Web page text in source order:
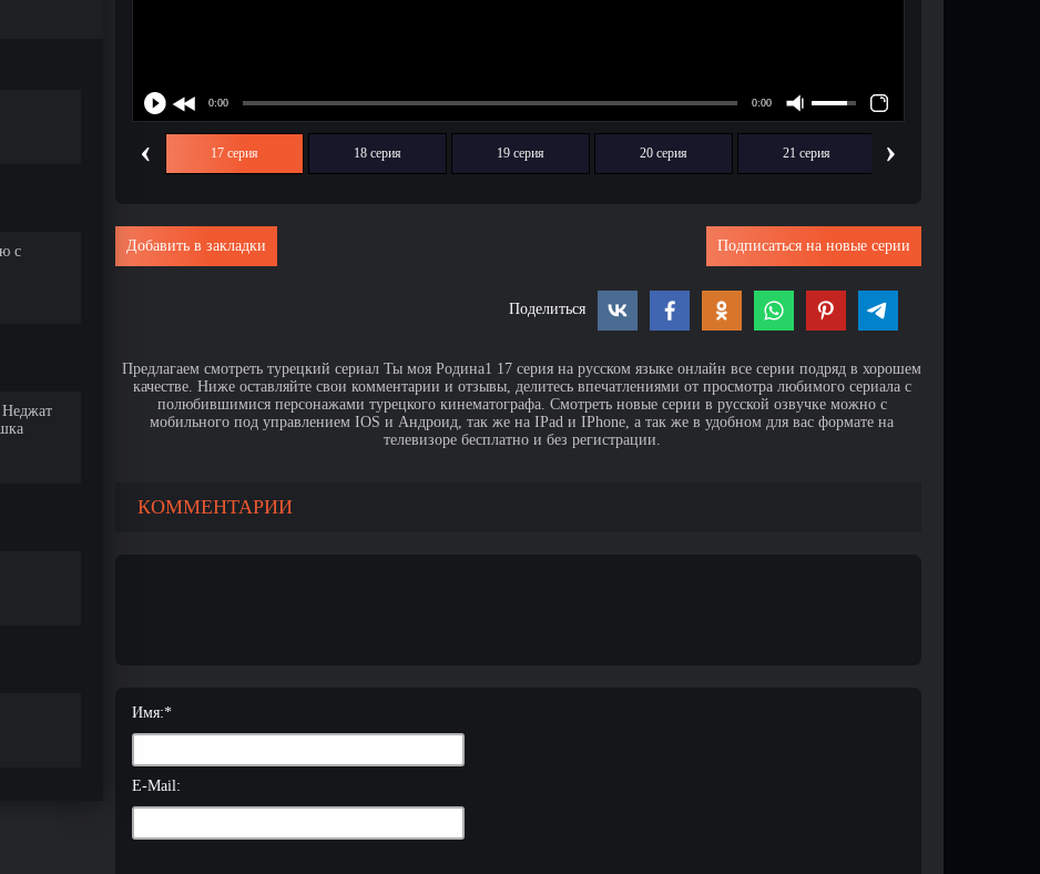
с
Неджат
‹ 17 серия 18 серия 19 серия 20 серия 21 серия ›
Подписаться на новые серии
Добавить в закладки
Поделиться
Предлагаем смотреть турецкий сериал Ты моя Родина1 17 серия на русском языке онлайн все серии подряд в хорошем
качестве. Ниже оставляйте свои комментарии и отзывы, делитесь впечатлениями от просмотра любимого сериала с
полюбившимися персонажами турецкого кинематографа. Смотреть новые серии в русской озвучке можно с
мобильного под управлением IOS и Андроид, так же на IPad и IPhone, а так же в удобном для вас формате на
телевизоре бесплатно и без регистрации.
КОММЕНТАРИИ
Имя:*
E-Mail: